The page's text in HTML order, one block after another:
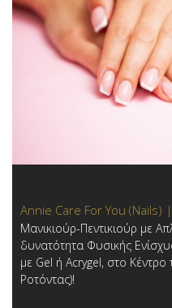
Annie Care For You (Nails)
Μανικιούρ-Πεντικιούρ με
δυνατότητα Φυσικής
με Gel ή Acrygel, στο
Ροτόντας)!